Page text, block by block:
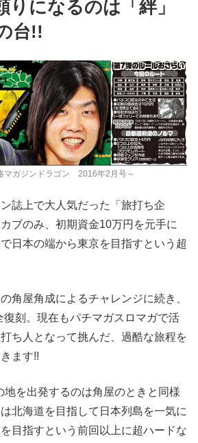
りになるのは「絆」
台!!
マガジンドラゴン 2016年2月号～
誌上で大人気だった「旅打ち企
ブのみ、初期資金10万円を元手に
日本の端から東京を目指すという超
角屋角成によるチャレンジに続き、
刻。現在もパチマガスロマガで活
ち人となって挑んだ、過酷な旅程を
ます!!
地を出発するのは角屋のときと同様
北海道を目指して日本列島を一気に
目指すという前回以上に超ハードな